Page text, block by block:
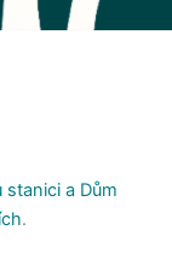
stanici a Dům
.